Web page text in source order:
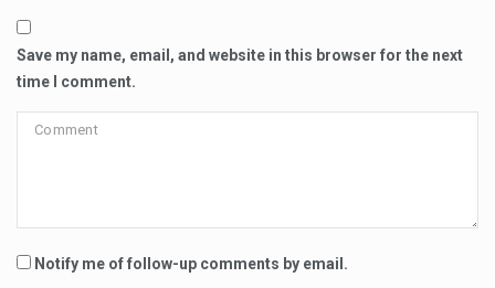
Save my name, email, and website in this browser for the next
time I comment.
Notify me of follow-up comments by email.